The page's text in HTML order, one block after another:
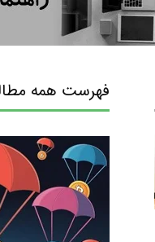
فهرست همه